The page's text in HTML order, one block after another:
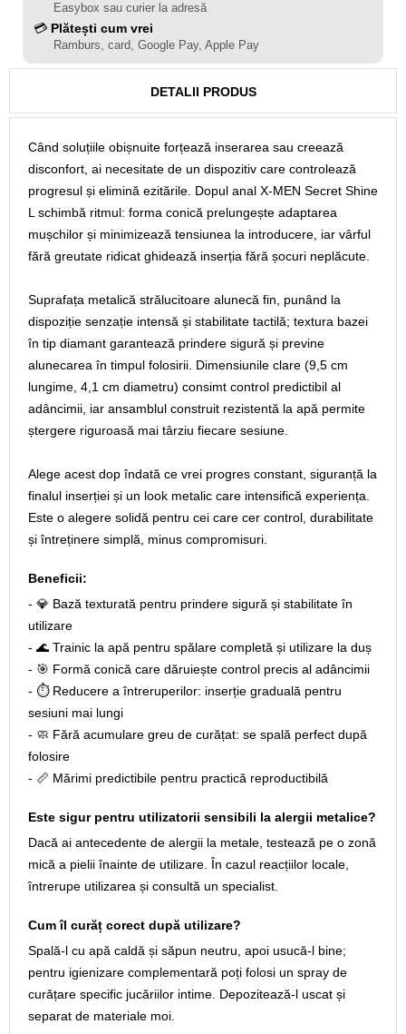
Easybox sau curier la adresă
💳 Plătești cum vrei
Ramburs, card, Google Pay, Apple Pay
DETALII PRODUS
Când soluțiile obișnuite forțează inserarea sau creează
disconfort, ai necesitate de un dispozitiv care controlează
progresul și elimină ezitările. Dopul anal X-MEN Secret Shine
L schimbă ritmul: forma conică prelungește adaptarea
mușchilor și minimizează tensiunea la introducere, iar vârful
fără greutate ridicat ghidează inserția fără șocuri neplăcute.
Suprafața metalică strălucitoare alunecă fin, punând la
dispoziție senzație intensă și stabilitate tactilă; textura bazei
în tip diamant garantează prindere sigură și previne
alunecarea în timpul folosirii. Dimensiunile clare (9,5 cm
lungime, 4,1 cm diametru) consimt control predictibil al
adâncimii, iar ansamblul construit rezistentă la apă permite
ștergere riguroasă mai târziu fiecare sesiune.
Alege acest dop îndată ce vrei progres constant, siguranță la
finalul inserției și un look metalic care intensifică experiența.
Este o alegere solidă pentru cei care cer control, durabilitate
și întreținere simplă, minus compromisuri.
Beneficii:
- 💎 Bază texturată pentru prindere sigură și stabilitate în
utilizare
- 🌊 Trainic la apă pentru spălare completă și utilizare la duș
- 🎯 Formă conică care dăruiește control precis al adâncimii
- ⏱️ Reducere a întreruperilor: inserție graduală pentru
sesiuni mai lungi
- 🧼 Fără acumulare greu de curățat: se spală perfect după
folosire
- 📏 Mărimi predictibile pentru practică reproductibilă
Este sigur pentru utilizatorii sensibili la alergii metalice?
Dacă ai antecedente de alergii la metale, testează pe o zonă
mică a pielii înainte de utilizare. În cazul reacțiilor locale,
întrerupe utilizarea și consultă un specialist.
Cum îl curăț corect după utilizare?
Spală-l cu apă caldă și săpun neutru, apoi usucă-l bine;
pentru igienizare complementară poți folosi un spray de
curățare specific jucăriilor intime. Depozitează-l uscat și
separat de materiale moi.